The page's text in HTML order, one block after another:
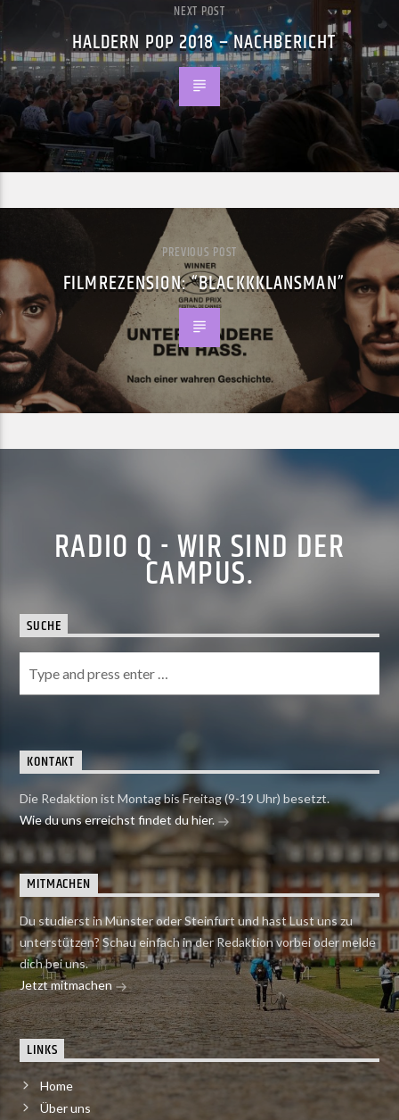
NEXT POST
HALDERN POP 2018 – NACHBERICHT
PREVIOUS POST
FILMREZENSION: “BLACKKKLANSMAN”
RADIO Q - WIR SIND DER
CAMPUS.
SUCHE
KONTAKT
Die Redaktion ist Montag bis Freitag (9-19 Uhr) besetzt.
Wie du uns erreichst findet du hier.
MITMACHEN
Du studierst in Münster oder Steinfurt und hast Lust uns zu
unterstützen? Schau einfach in der Redaktion vorbei oder melde
dich bei uns.
Jetzt mitmachen
LINKS
Home
Über uns